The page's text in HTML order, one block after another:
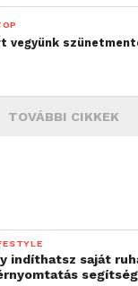
vegyünk
TOVÁBBI CIKKEK
indíthatsz saját